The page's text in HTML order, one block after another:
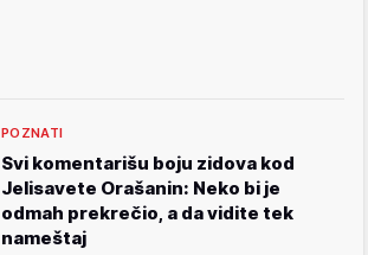
POZNATI
Svi komentarišu boju zidova kod
Jelisavete Orašanin: Neko bi je
odmah prekrečio, a da vidite tek
nameštaj